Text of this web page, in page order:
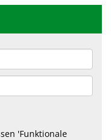
'Funktionale